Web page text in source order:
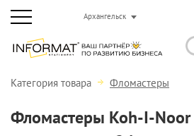
Архангельск
Категория товара Фломастеры
Фломастеры Koh-I-